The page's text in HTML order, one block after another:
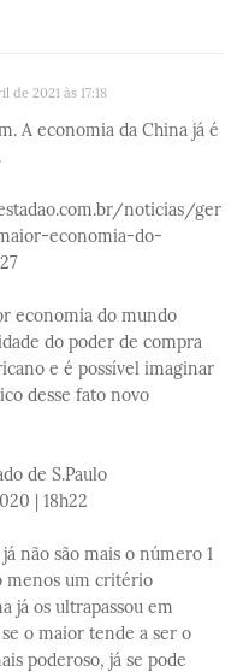
de 2021 às 17:18
A economia da China já é
noticias/ger
economia-do-
economia do mundo
do poder de compra
e é possível imaginar
desse fato novo
de S.Paulo
| 18h22
não são mais o número 1
menos um critério
já os ultrapassou em
o maior tende a ser o
poderoso, já se pode